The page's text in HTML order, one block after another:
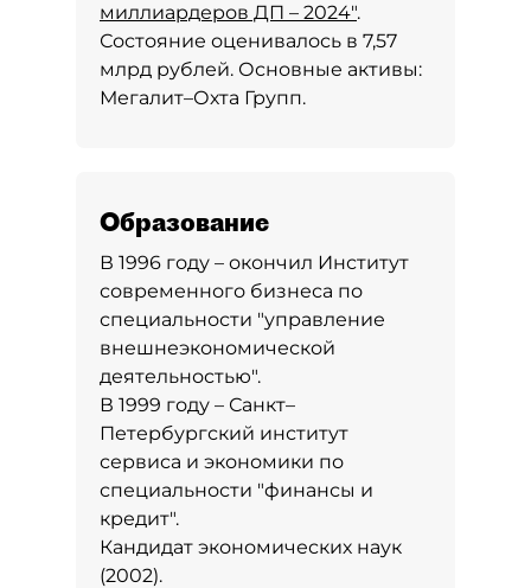
миллиардеров ДП – 2024".
Состояние оценивалось в 7,57
млрд рублей. Основные активы:
Мегалит–Охта Групп.
Образование
В 1996 году – окончил Институт
современного бизнеса по
специальности "управление
внешнеэкономической
деятельностью".
В 1999 году – Санкт–
Петербургский институт
сервиса и экономики по
специальности "финансы и
кредит".
Кандидат экономических наук
(2002).